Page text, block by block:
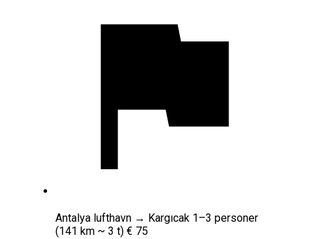
Antalya lufthavn → Kargıcak 1–3 personer
(141 km ~ 3 t) € 75